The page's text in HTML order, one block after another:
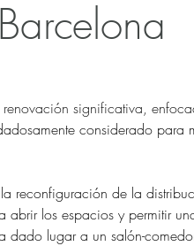
significativa,
considerado para
reconfiguración de la
abrir los espacios y permitir
dado lugar a un salón-